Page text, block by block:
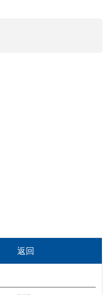
返回